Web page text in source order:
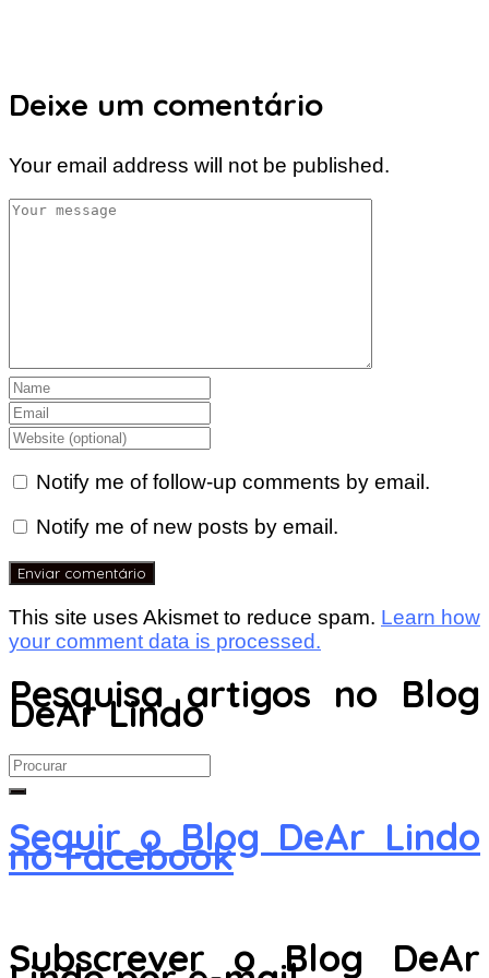
Deixe um comentário
Your email address will not be published.
Notify me of follow-up comments by email.
Notify me of new posts by email.
This site uses Akismet to reduce spam. Learn how
your comment data is processed.
Pesquisa artigos no Blog
DeAr Lindo
Search
for:
Seguir o Blog DeAr Lindo
no Facebook
Subscrever o Blog DeAr